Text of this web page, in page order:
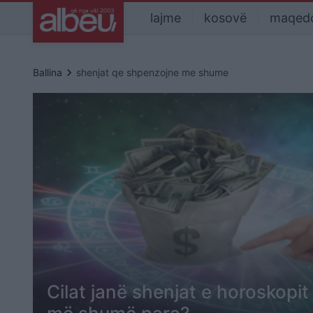
lajme kosovë
Ballina keyboard_arrow_right shenjat qe shpenzojne me shume
Cilat janë shenjat e